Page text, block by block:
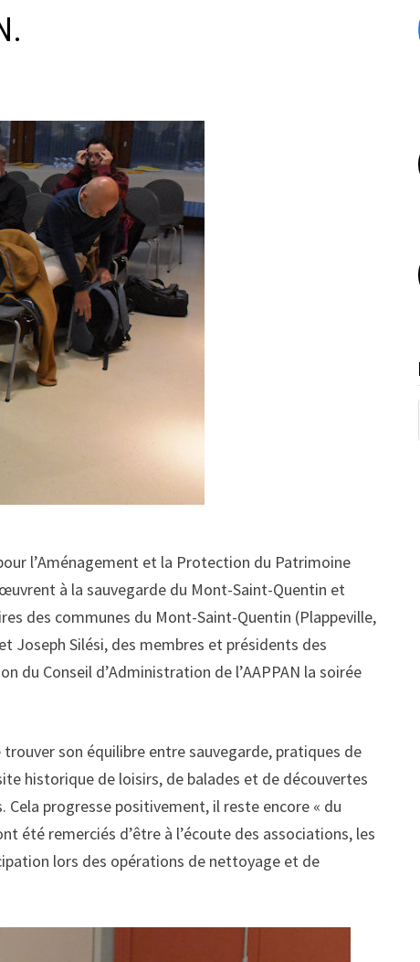
l’Aménagement et la Protection du Patrimoine
à la sauvegarde du Mont-Saint-Quentin et
des communes du Mont-Saint-Quentin (Plappeville,
Joseph Silési, des membres et présidents des
du Conseil d’Administration de l’AAPPAN la soirée
trouver son équilibre entre sauvegarde, pratiques de
historique de loisirs, de balades et de découvertes
progresse positivement, il reste encore « du
été remerciés d’être à l’écoute des associations, les
lors des opérations de nettoyage et de